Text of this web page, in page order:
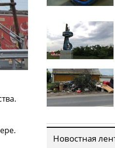
Новостная